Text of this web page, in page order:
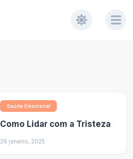
Saúde Emocional
Como Lidar com a Tristeza
26 janeiro, 2025